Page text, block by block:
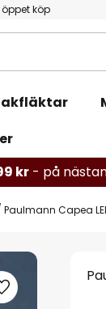
köp
kr - på
Paulmann Capea